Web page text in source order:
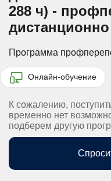
288 ч) -
Программа
Онлайн-обучение
К сожалению,
временно нет
подберем другую